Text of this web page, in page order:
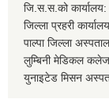
जि.स.स.को
जिल्ला प्रहरी
पाल्पा जिल्ला
लुम्बिनी मेडिकल
युनाइटेड मिसन